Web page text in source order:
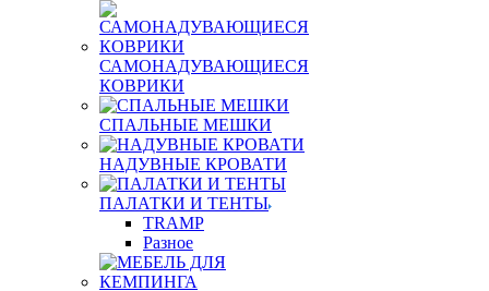
САМОНАДУВАЮЩИЕСЯ
КОВРИКИ
СПАЛЬНЫЕ МЕШКИ
НАДУВНЫЕ КРОВАТИ
ПАЛАТКИ И ТЕНТЫ
TRAMP
Разное